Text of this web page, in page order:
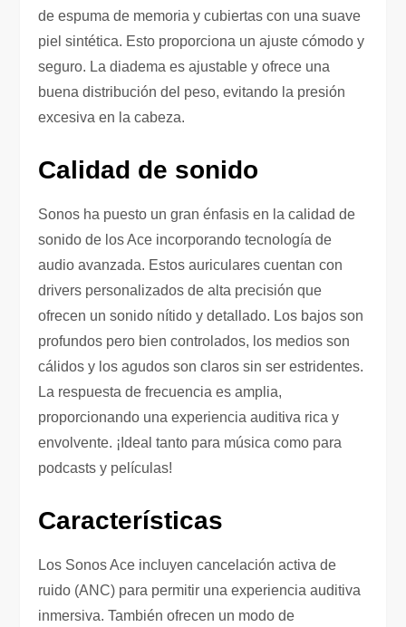
de espuma de memoria y cubiertas con una suave
piel sintética. Esto proporciona un ajuste cómodo y
seguro. La diadema es ajustable y ofrece una
buena distribución del peso, evitando la presión
excesiva en la cabeza.
Calidad de sonido
Sonos ha puesto un gran énfasis en la calidad de
sonido de los Ace incorporando tecnología de
audio avanzada. Estos auriculares cuentan con
drivers personalizados de alta precisión que
ofrecen un sonido nítido y detallado. Los bajos son
profundos pero bien controlados, los medios son
cálidos y los agudos son claros sin ser estridentes.
La respuesta de frecuencia es amplia,
proporcionando una experiencia auditiva rica y
envolvente. ¡Ideal tanto para música como para
podcasts y películas!
Características
Los Sonos Ace incluyen cancelación activa de
ruido (ANC) para permitir una experiencia auditiva
inmersiva. También ofrecen un modo de